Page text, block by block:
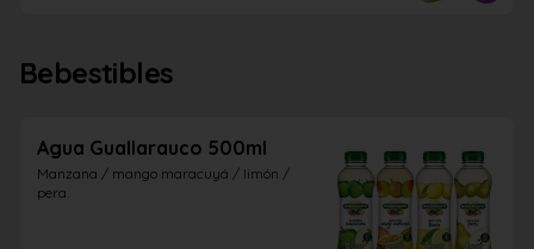
Bebestibles
Agua Guallarauco 500ml
Manzana / mango maracuyá / limón /
pera.